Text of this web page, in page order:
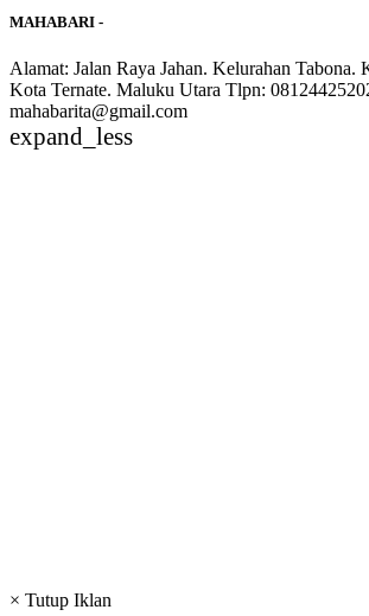
MAHABARI -
Alamat: Jalan Raya Jahan. Kelurahan Tabona.
Kota Ternate. Maluku Utara Tlpn:
mahabarita@gmail.com
expand_less
× Tutup Iklan